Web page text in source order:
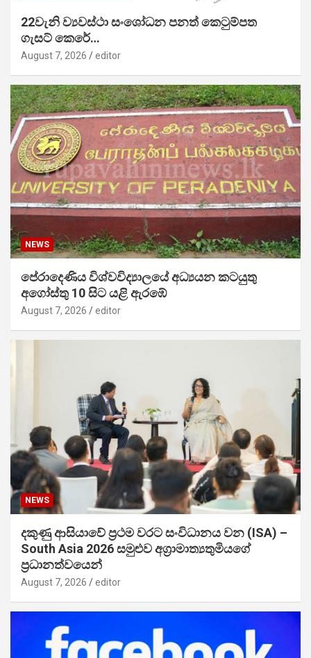
22වැනි ව්‍යවස්ථා සංශෝධන පනත් කෙටුම්පත
ගැසට් කෙරේ…
August 7, 2026 editor
NEWS
පේරාදෙණිය විශ්වවිද්‍යාලයේ අධ්‍යයන කටයුතු
අගෝස්තු 10 සිට යළි ඇරඹේ
August 7, 2026 editor
NEWS
දකුණු ආසියාවේ ප්‍රථම වරට සංවිධානය වන (ISA) –
South Asia 2026 සමුළුව අග්‍රාමාත්‍යතුමියගේ
ප්‍රධානත්වයෙන්
August 7, 2026 editor